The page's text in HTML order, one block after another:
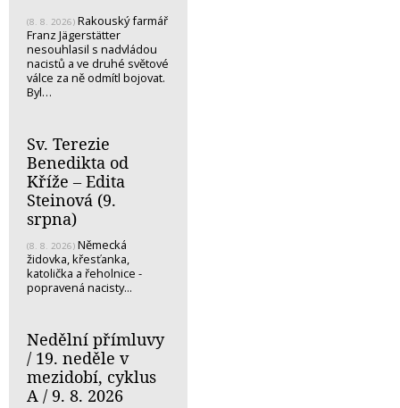
(8. 8. 2026) Rakouský farmář
Franz Jägerstätter
nesouhlasil s nadvládou
nacistů a ve druhé světové
válce za ně odmítl bojovat.
Byl…
Sv. Terezie
Benedikta od
Kříže – Edita
Steinová (9.
srpna)
(8. 8. 2026) Německá
židovka, křesťanka,
katolička a řeholnice -
popravená nacisty...
Nedělní přímluvy
/ 19. neděle v
mezidobí, cyklus
A / 9. 8. 2026